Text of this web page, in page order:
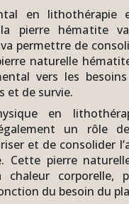
en lithothérapie
la pierre hématite
permettre de
naturelle
vers les
et de survie.
en
un rôle
et de consolider
Cette pierre
corporelle,
du besoin du